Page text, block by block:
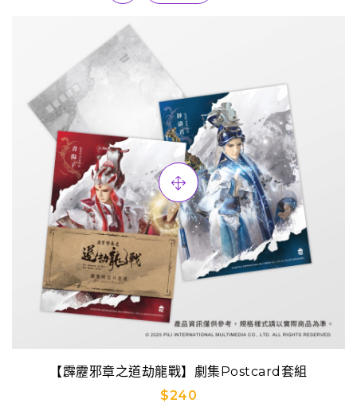
【霹靂邪章之道劫龍戰】劇集Postcard套組
$240